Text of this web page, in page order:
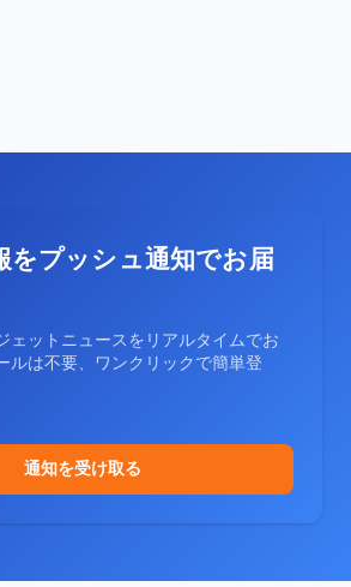
をプッシュ通知でお届
ェットニュースをリアルタイムでお
ルは不要、ワンクリックで簡単登
通知を受け取る